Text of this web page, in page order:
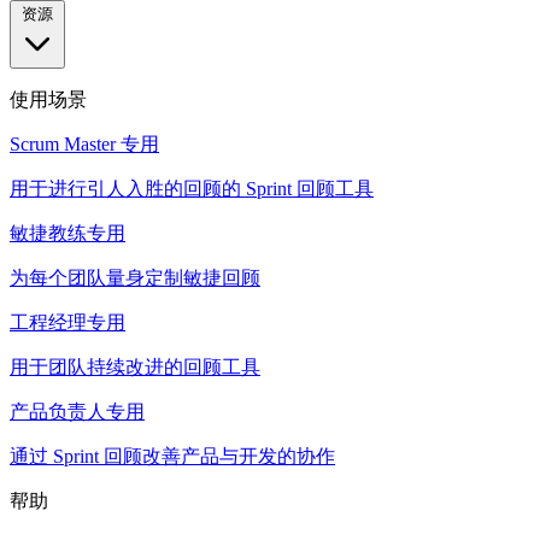
使用场景
Scrum Master 专用
用于进行引人入胜的回顾的 Sprint 回顾工具
敏捷教练专用
为每个团队量身定制敏捷回顾
工程经理专用
用于团队持续改进的回顾工具
产品负责人专用
通过 Sprint 回顾改善产品与开发的协作
帮助